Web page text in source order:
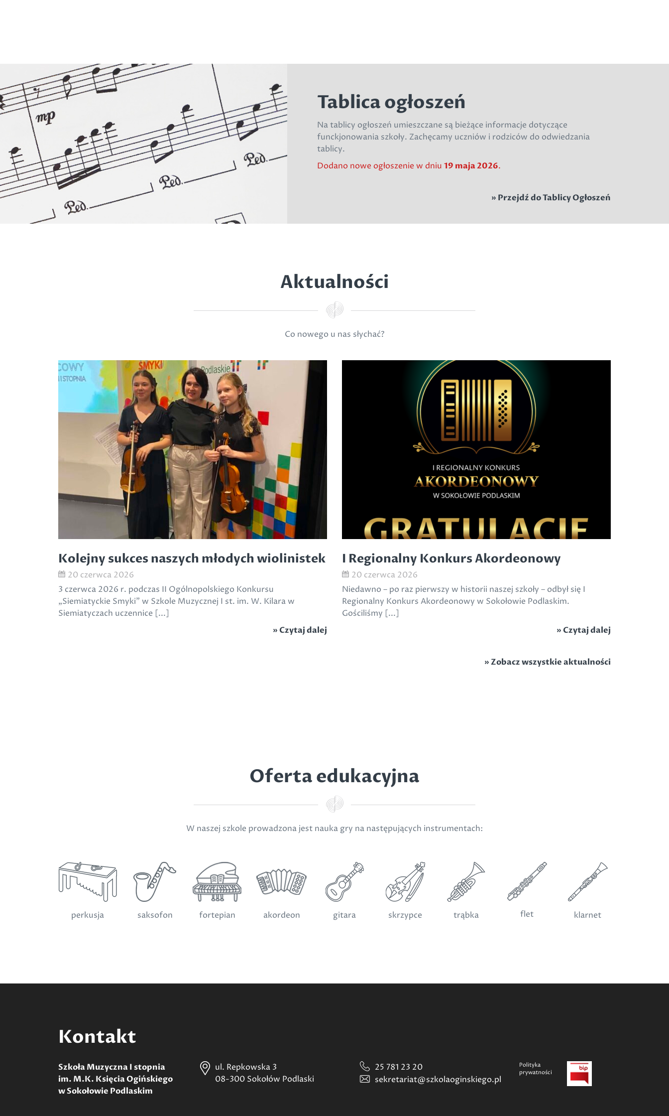
Tablica ogłoszeń
Na tablicy ogłoszeń umieszczane są bieżące informacje dotyczące
funckjonowania szkoły. Zachęcamy uczniów i rodziców do odwiedzania
tablicy.
Dodano nowe ogłoszenie w dniu 19 maja 2026.
» Przejdź do Tablicy Ogłoszeń
Aktualności
Co nowego u nas słychać?
Kolejny sukces naszych młodych wiolinistek
20 czerwca 2026
3 czerwca 2026 r. podczas II Ogólnopolskiego Konkursu
„Siemiatyckie Smyki” w Szkole Muzycznej I st. im. W. Kilara w
Siemiatyczach uczennice [...]
» Czytaj dalej
I Regionalny Konkurs Akordeonowy
20 czerwca 2026
Niedawno – po raz pierwszy w historii naszej szkoły – odbył się I
Regionalny Konkurs Akordeonowy w Sokołowie Podlaskim.
Gościliśmy [...]
» Czytaj dalej
»Zobacz wszystkie aktualności
Oferta edukacyjna
W naszej szkole prowadzona jest nauka gry na następujących instrumentach:
perkusja saksofon fortepian akordeon gitara skrzypce trąbka flet klarnet
Kontakt
Szkoła Muzyczna I stopnia
im. M.K. Księcia Ogińskiego
w Sokołowie Podlaskim
ul. Repkowska 3
08-300 Sokołów Podlaski
25 781 23 20
sekretariat@szkolaoginskiego.pl
Polityka
prywatności